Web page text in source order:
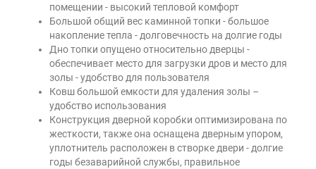
помещении - высокий тепловой комфорт
Большой общий вес каминной топки - большое
накопление тепла - долговечность на долгие годы
Дно топки опущено относительно дверцы -
обеспечивает место для загрузки дров и место для
золы - удобство для пользователя
Ковш большой емкости для удаления золы –
удобство использования
Конструкция дверной коробки оптимизирована по
жесткости, также она оснащена дверным упором,
уплотнитель расположен в створке двери - долгие
годы безаварийной службы, правильное